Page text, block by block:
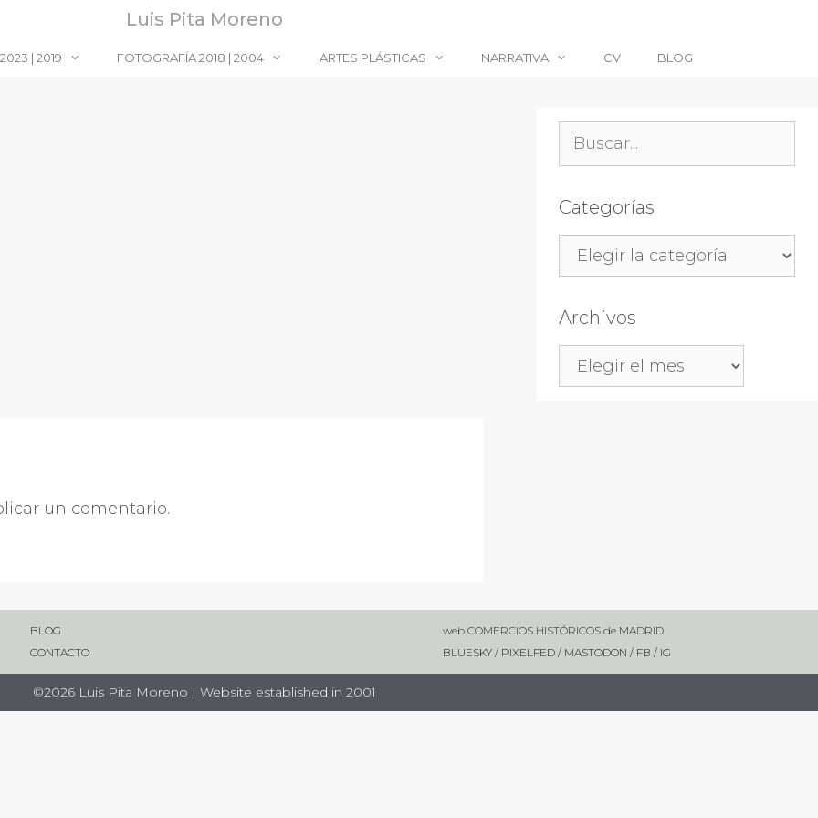
Luis Pita Moreno
| 2019 FOTOGRAFÍA 2018 | 2004 ARTES PLÁSTICAS NARRATIVA CV BLOG
un comentario.
Categorías
Archivos
BLOG
CONTACTO
web COMERCIOS HISTÓRICOS de MADRID
BLUESKY/ PIXELFED/ MASTODON / FB / IG
©2026 Luis Pita Moreno | Website established in 2001